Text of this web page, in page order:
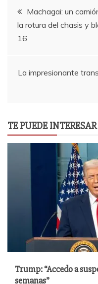
Navegación
de
Machagai: un
la rotura del chasis y
16
La impresionante
TE PUEDE INTERESAR
Trump: “Accedo a
semanas”